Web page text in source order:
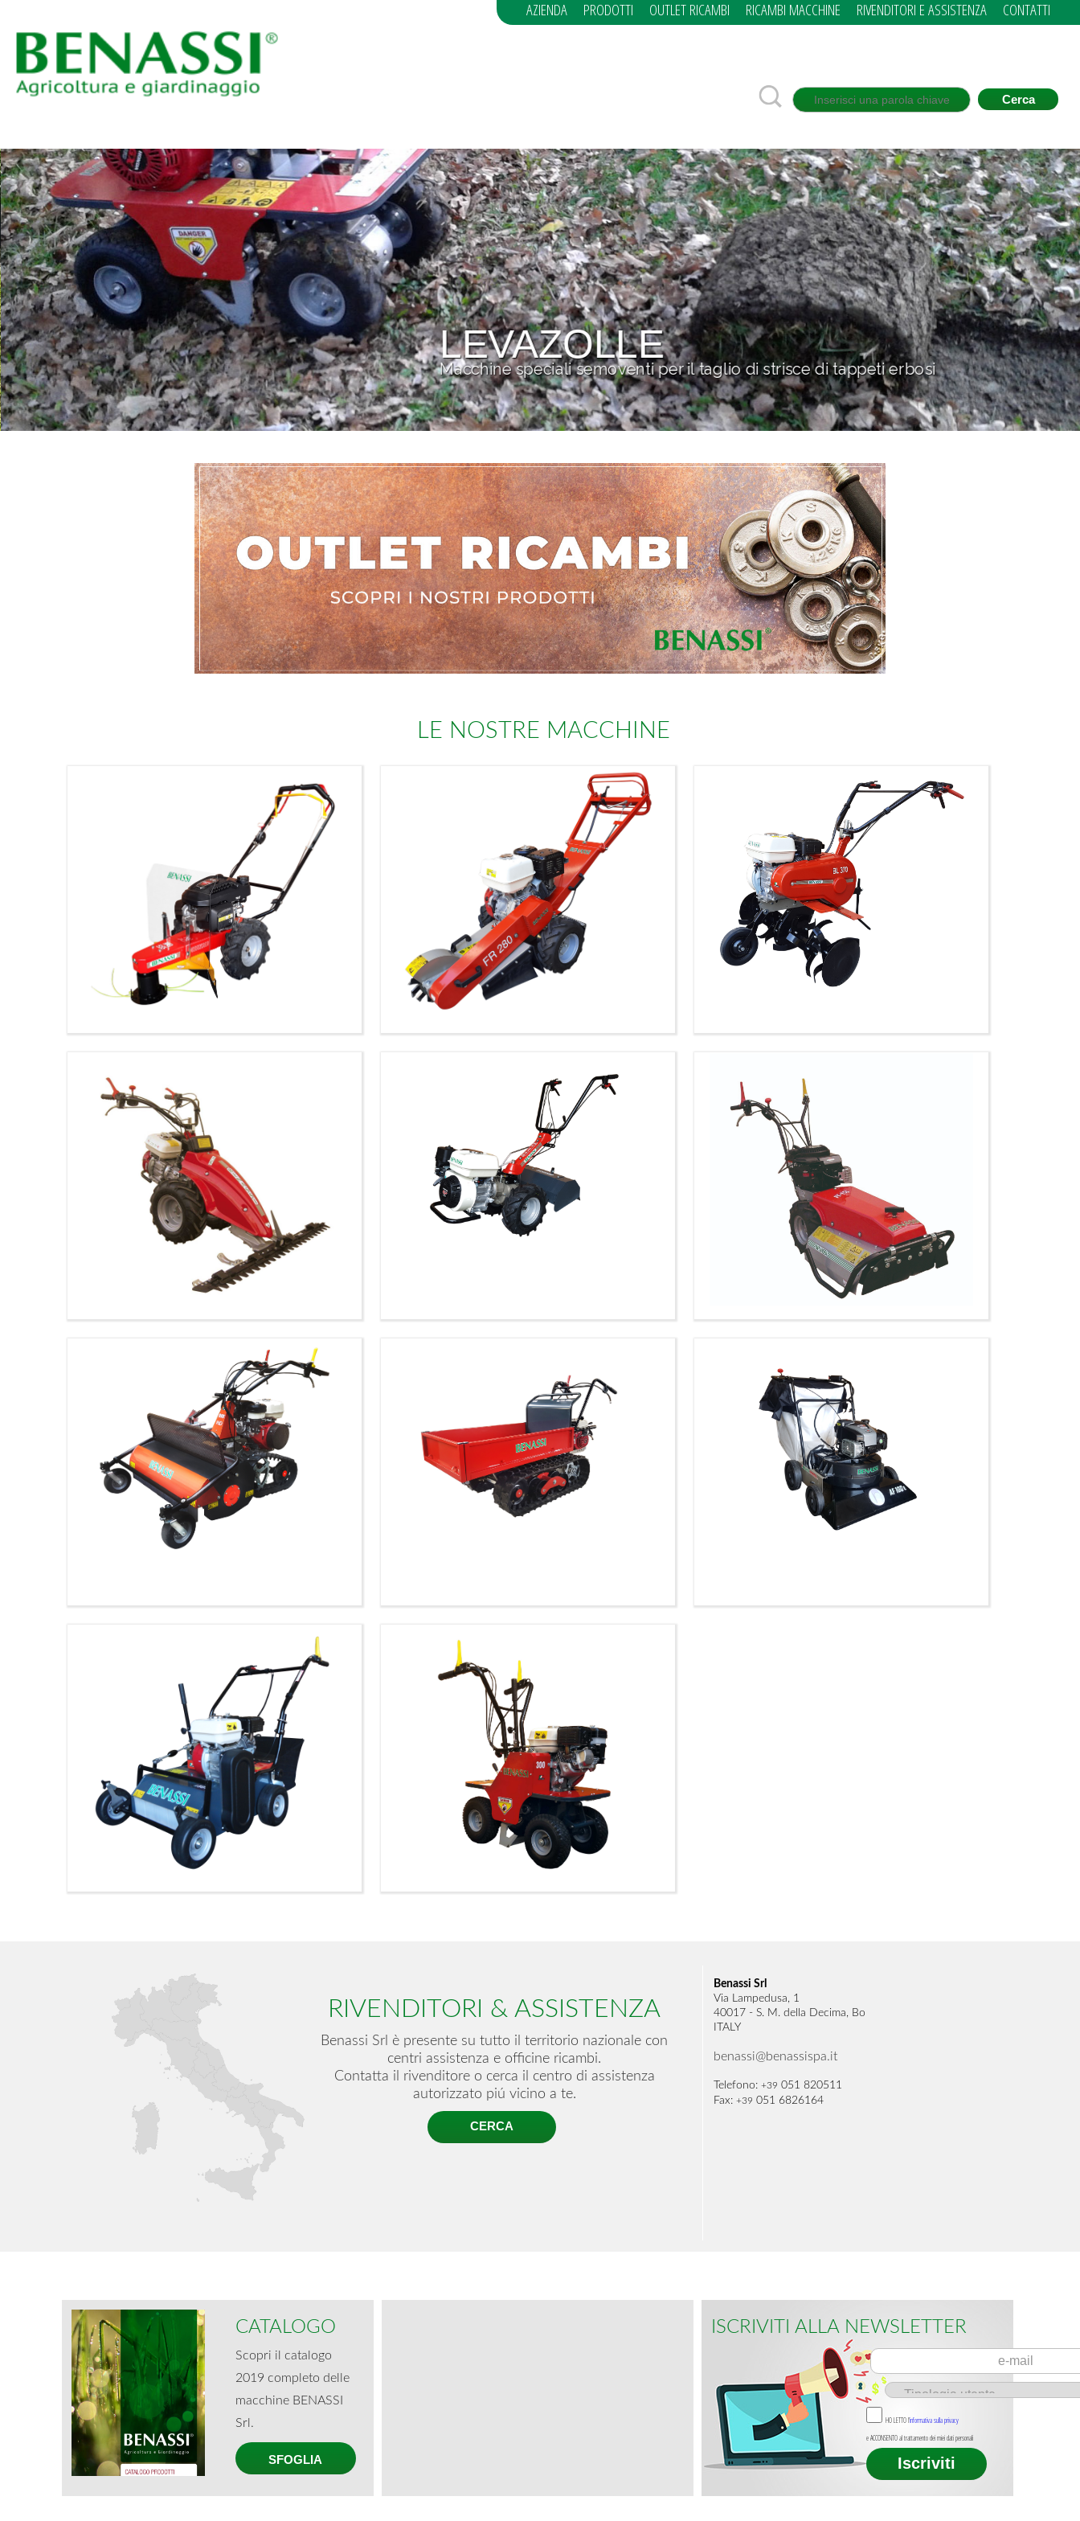
CONTATTI
RIVENDITORI E ASSISTENZA
RICAMBI MACCHINE
OUTLET RICAMBI
PRODOTTI
AZIENDA
LEVAZOLLE
Macchine speciali semoventi per il taglio di strisce di tappeti erbosi
LE NOSTRE MACCHINE
RIVENDITORI & ASSISTENZA
Benassi Srl è presente su tutto il territorio nazionale con
centri assistenza e officine ricambi.
Contatta il rivenditore o cerca il centro di assistenza
autorizzato piú vicino a te.
CERCA
Benassi Srl
Via Lampedusa, 1
40017 - S. M. della Decima, Bo
ITALY
benassi@benassispa.it
Telefono:+39 051 820511
Fax:+39 051 6826164
CATALOGO
Scopri il catalogo
2019 completo delle
macchine BENASSI
Srl.
SFOGLIA
ISCRIVITI ALLA NEWSLETTER
HO LETTO l'informativa sulla privacy
e ACCONSENTO al trattamento dei miei dati personali